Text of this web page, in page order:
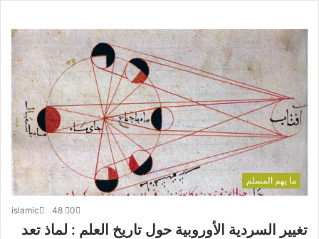
ما يهم المسلم
islamic 0
تغيير السردية الأوروبية حول تاريخ العلم : لماذ تعد